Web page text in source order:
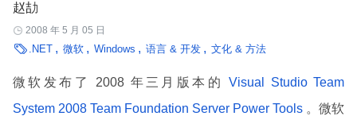
赵劼
 2008 年 5 月 05 日
 .NET 微软 Windows 语言 & 开发 文化 & 方法
微软发布了 2008 年三月版本的
Visual Studio Team
System 2008 Team Foundation Server Power Tools 。微软